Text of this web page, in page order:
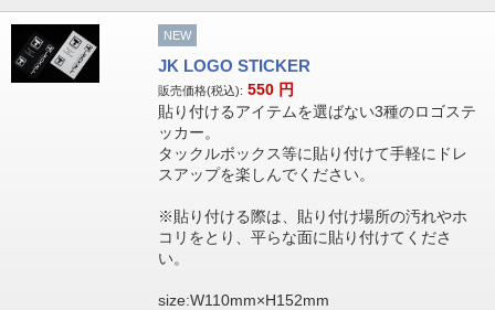
NEW
JK LOGO STICKER
販売価格(税込): 550 円
貼り付けるアイテムを選ばない3種のロゴステ
ッカー。
タックルボックス等に貼り付けて手軽にドレ
スアップを楽しんでください。
※貼り付ける際は、貼り付け場所の汚れやホ
コリをとり、平らな面に貼り付けてくださ
い。
size:W110mm×H152mm